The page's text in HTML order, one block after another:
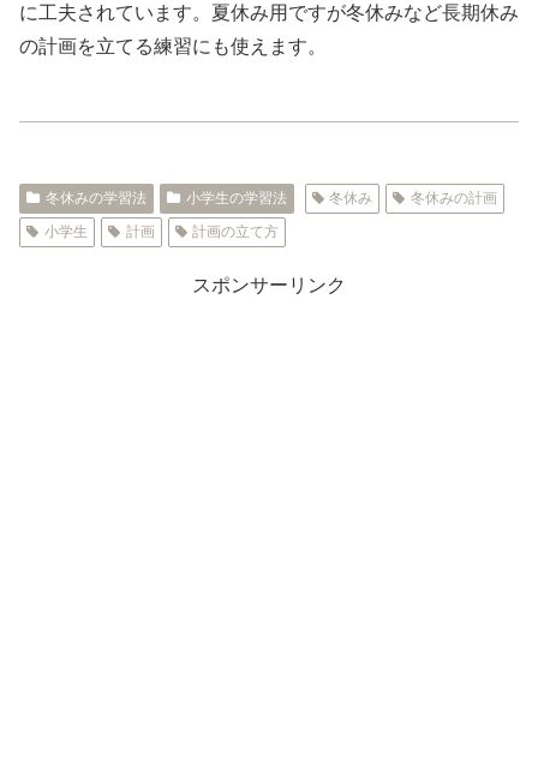
に工夫されています。夏休み用ですが冬休みなど長期休み
の計画を立てる練習にも使えます。
冬休みの学習法 小学生の学習法 冬休み
冬休みの計画
小学生
計画 計画の立て方
スポンサーリンク